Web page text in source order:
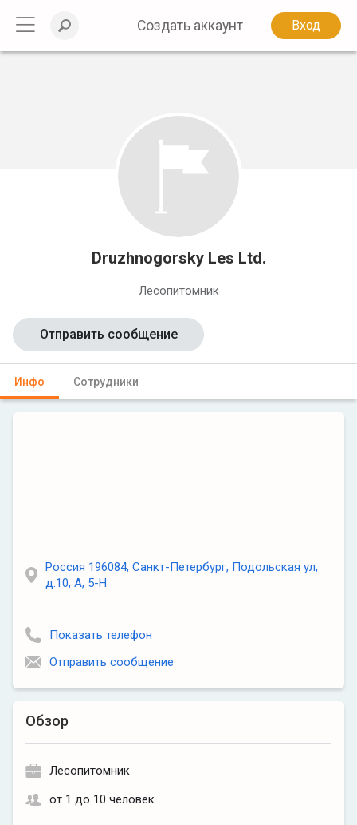
Создать аккаунт Вход
Druzhnogorsky Les Ltd.
Лесопитомник
Инфо Сотрудники
Отправить сообщение
Обзор
Лесопитомник
от 1 до 10 человек
Россия 196084, Санкт-Петербург, Подольская ул,
д.10, А, 5-Н
Показать телефон
Отправить сообщение